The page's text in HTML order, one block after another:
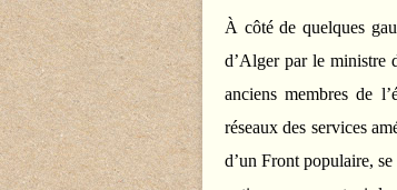
À côté de quelques
d’Alger par le ministre
anciens membres de
réseaux des services
d’un Front populaire,